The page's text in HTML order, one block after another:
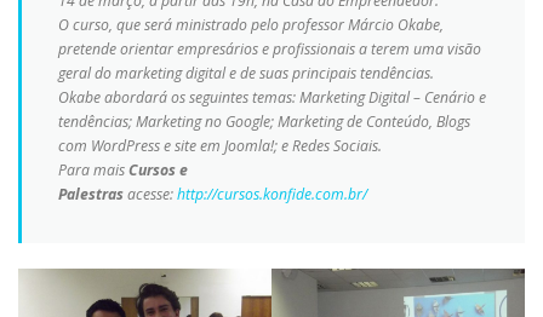
O curso, que será ministrado pelo professor Márcio Okabe,
pretende orientar empresários e profissionais a terem uma visão
geral do marketing digital e de suas principais tendências.
Okabe abordará os seguintes temas: Marketing Digital – Cenário e
tendências; Marketing no Google; Marketing de Conteúdo, Blogs
com WordPress e site em Joomla!; e Redes Sociais.
Para maisCursos e
Palestrasacesse:http://cursos.konfide.com.br/